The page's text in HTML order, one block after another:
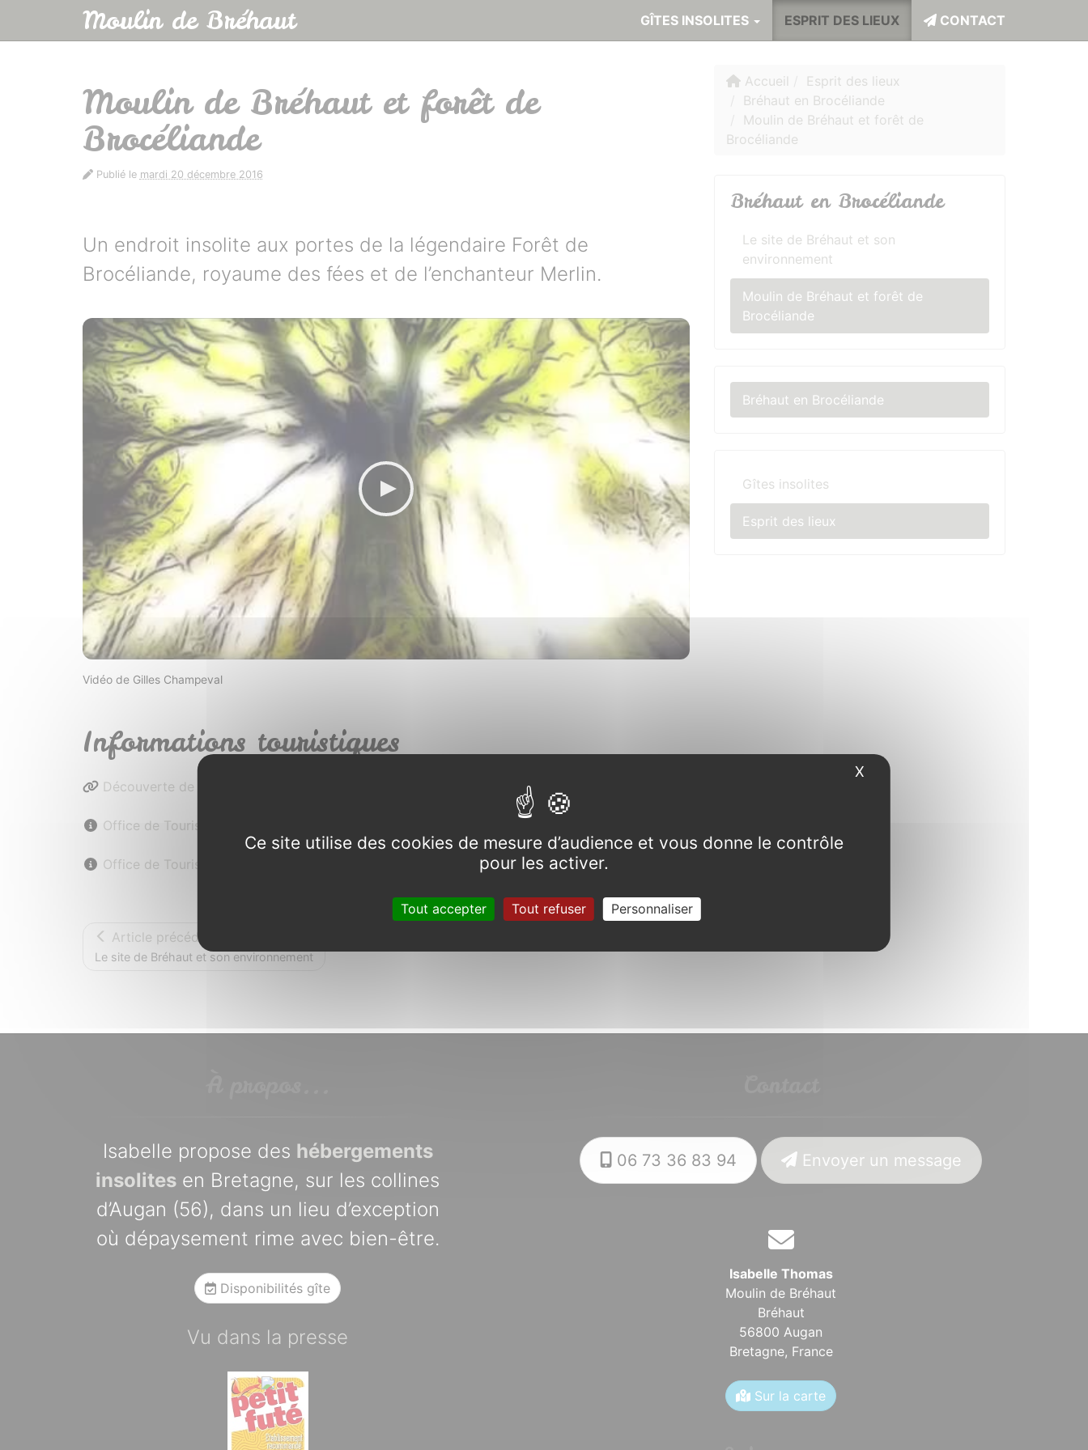
Moulin de Bréhaut GÎTES INSOLITES ESPRIT DES LIEUX CONTACT
Moulin de Bréhaut et forêt de
Brocéliande
Publié le mardi 20 décembre 2016
Un endroit insolite aux portes de la légendaire Forêt de
Brocéliande, royaume des fées et de l’enchanteur Merlin.
Vidéo de Gilles Champeval
Informations touristiques
Découverte de Brocéliande en Bretagne
Office de Tourisme de Brocéliande
Office de Tourisme du Pays de Guer-Coëtquidan
Article précédent
Le site de Bréhaut et son environnement
Accueil
Esprit des lieux
Bréhaut en Brocéliande
Moulin de Bréhaut et forêt de
Brocéliande
Bréhaut en Brocéliande
Le site de Bréhaut et son
environnement
Moulin de Bréhaut et forêt de
Brocéliande
Bréhaut en Brocéliande
Gîtes insolites
Esprit des lieux
Isabelle propose des hébergements
insolites en Bretagne, sur les collines
d’Augan (56), dans un lieu d’exception
où dépaysement rime avec bien-être.
Disponibilités gîte
Vu dans la presse
06 73 36 83 94 Envoyer un message
Isabelle Thomas
Moulin de Bréhaut
Bréhaut
56800 Augan
Bretagne, France
Sur la carte
Panneau de gestion des cookies
Ce site utilise des cookies de mesure d’audience et vous donne le contrôle
pour les activer.
Tout accepter Tout refuser Personnaliser
X Masquer le bandeau des cookies